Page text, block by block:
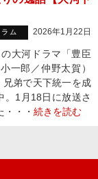
ラム 2026年1月22日
大河ドラマ「豊臣
一郎／仲野太賀）
弟で天下統一を成
。1月18日に放送さ
・・ 続きを読む